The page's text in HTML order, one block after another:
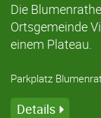
Die
Ortsgemeinde
einem Plateau.
Parkplatz
Details